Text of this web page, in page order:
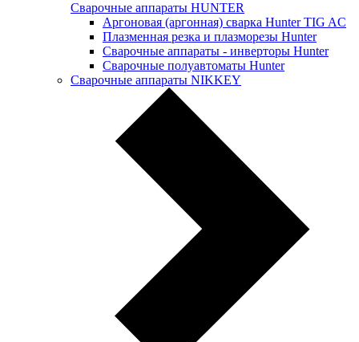
Сварочные аппараты HUNTER
Аргоновая (аргонная) сварка Hunter TIG AC
Плазменная резка и плазморезы Hunter
Сварочные аппараты - инверторы Hunter
Сварочные полуавтоматы Hunter
Сварочные аппараты NIKKEY